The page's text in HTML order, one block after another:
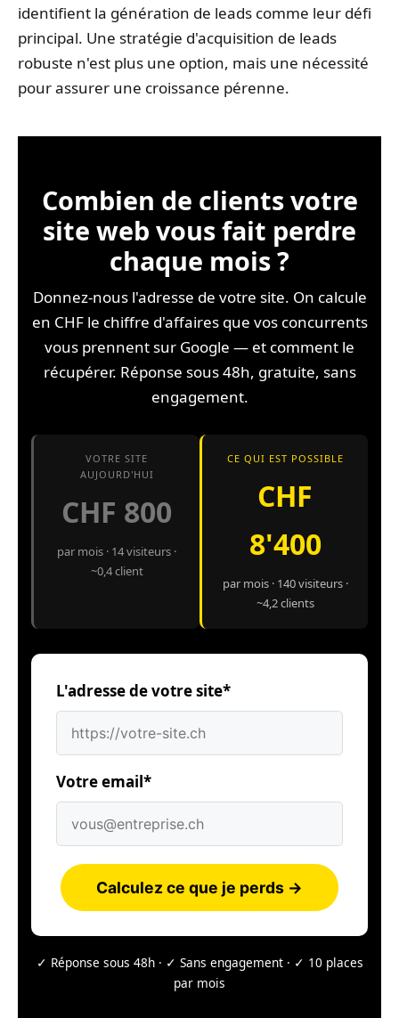
identifient la génération de leads comme leur défi
principal. Une stratégie d'acquisition de leads
robuste n'est plus une option, mais une nécessité
pour assurer une croissance pérenne.
Combien de clients votre
site web vous fait perdre
chaque mois ?
Donnez-nous l'adresse de votre site. On calcule
en CHF le chiffre d'affaires que vos concurrents
vous prennent sur Google — et comment le
récupérer. Réponse sous 48h, gratuite, sans
engagement.
VOTRE SITE
AUJOURD'HUI
CHF 800
par mois · 14 visiteurs ·
~0,4 client
CE QUI EST POSSIBLE
CHF
8'400
par mois · 140 visiteurs ·
~4,2 clients
L'adresse de votre site*
Votre email*
Calculez ce que je perds →
✓ Réponse sous 48h · ✓ Sans engagement · ✓ 10 places
par mois